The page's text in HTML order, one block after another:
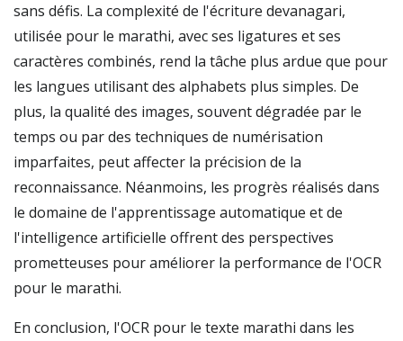
sans défis. La complexité de l'écriture devanagari,
utilisée pour le marathi, avec ses ligatures et ses
caractères combinés, rend la tâche plus ardue que pour
les langues utilisant des alphabets plus simples. De
plus, la qualité des images, souvent dégradée par le
temps ou par des techniques de numérisation
imparfaites, peut affecter la précision de la
reconnaissance. Néanmoins, les progrès réalisés dans
le domaine de l'apprentissage automatique et de
l'intelligence artificielle offrent des perspectives
prometteuses pour améliorer la performance de l'OCR
pour le marathi.
En conclusion, l'OCR pour le texte marathi dans les